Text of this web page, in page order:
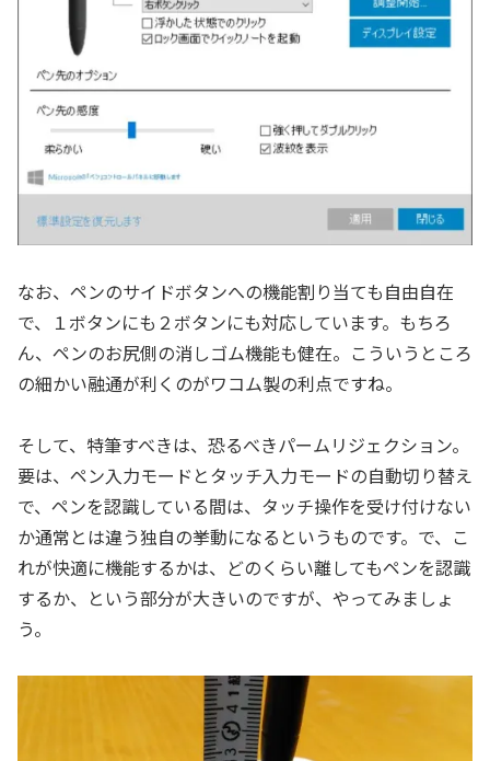
なお、ペンのサイドボタンへの機能割り当ても自由自在
で、１ボタンにも２ボタンにも対応しています。もちろ
ん、ペンのお尻側の消しゴム機能も健在。こういうところ
の細かい融通が利くのがワコム製の利点ですね。
そして、特筆すべきは、恐るべきパームリジェクション。
要は、ペン入力モードとタッチ入力モードの自動切り替え
で、ペンを認識している間は、タッチ操作を受け付けない
か通常とは違う独自の挙動になるというものです。で、こ
れが快適に機能するかは、どのくらい離してもペンを認識
するか、という部分が大きいのですが、やってみましょ
う。